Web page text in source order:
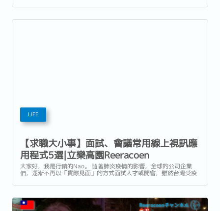
介紹目前在日本最常被使用的4款交通APP， 4款都是免費可以下載的
LIFE
【求職大小事】面試、會議常用線上視訊應
用程式5選|立樂高園Reeracoen
大家好，我是行銷的Nao。 隨著肺炎疫情的影響，全球的公司企業
們，逐漸不再以「實際見面」的方式面試人才或開會，雖然台灣受疫
界儼然變成一個潮流。...